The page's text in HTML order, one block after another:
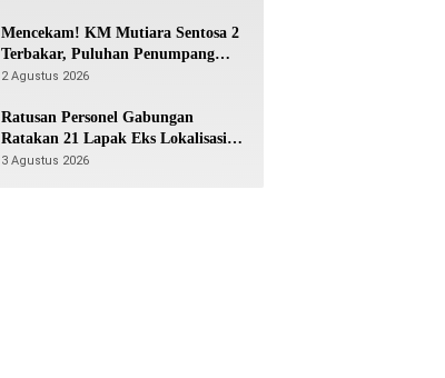
Mencekam! KM Mutiara Sentosa 2
Terbakar, Puluhan Penumpang
Masih Bertahan Menunggu
2 Agustus 2026
Ratusan Personel Gabungan
Ratakan 21 Lapak Eks Lokalisasi
Krengseng
3 Agustus 2026